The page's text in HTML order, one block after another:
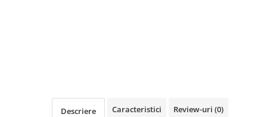
Descriere Caracteristici Review-uri (0)